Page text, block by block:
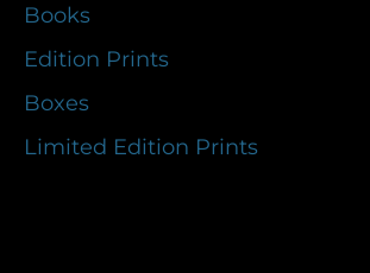
Books
Edition Prints
Boxes
Limited Edition Prints